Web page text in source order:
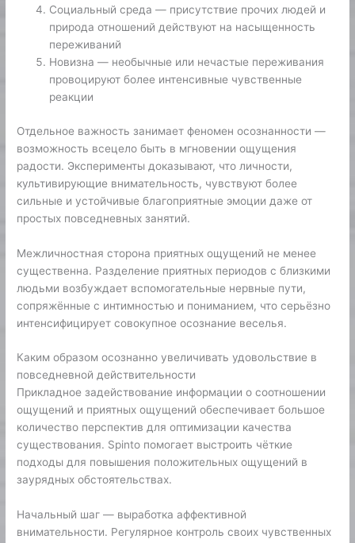
Социальный среда — присутствие прочих людей и
природа отношений действуют на насыщенность
переживаний
Новизна — необычные или нечастые переживания
провоцируют более интенсивные чувственные
реакции
Отдельное важность занимает феномен осознанности —
возможность всецело быть в мгновении ощущения
радости. Эксперименты доказывают, что личности,
культивирующие внимательность, чувствуют более
сильные и устойчивые благоприятные эмоции даже от
простых повседневных занятий.
Межличностная сторона приятных ощущений не менее
существенна. Разделение приятных периодов с близкими
людьми возбуждает вспомогательные нервные пути,
сопряжённые с интимностью и пониманием, что серьёзно
интенсифицирует совокупное осознание веселья.
Каким образом осознанно увеличивать удовольствие в
повседневной действительности
Прикладное задействование информации о соотношении
ощущений и приятных ощущений обеспечивает большое
количество перспектив для оптимизации качества
существования. Spinto помогает выстроить чёткие
подходы для повышения положительных ощущений в
заурядных обстоятельствах.
Начальный шаг — выработка аффективной
внимательности. Регулярное контроль своих чувственных